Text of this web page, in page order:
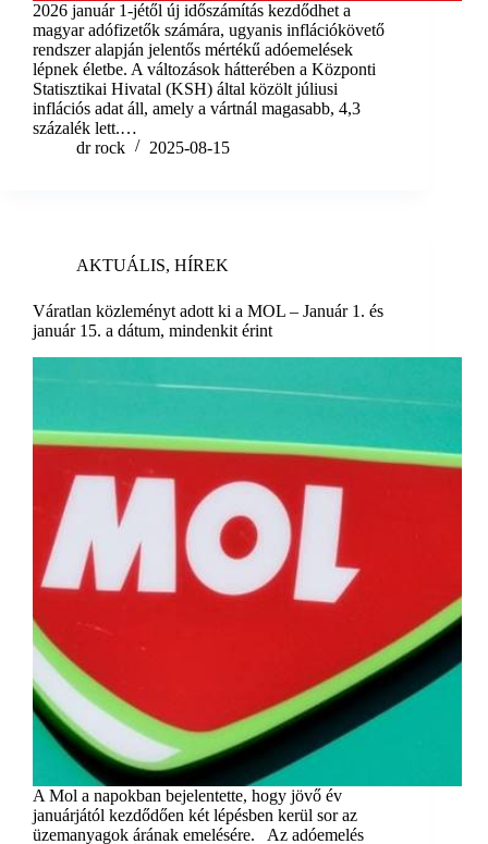
2026 január 1-jétől új időszámítás kezdődhet a
magyar adófizetők számára, ugyanis inflációkövető
rendszer alapján jelentős mértékű adóemelések
lépnek életbe. A változások hátterében a Központi
Statisztikai Hivatal (KSH) által közölt júliusi
inflációs adat áll, amely a vártnál magasabb, 4,3
százalék lett.…
dr rock
2025-08-15
AKTUÁLIS, HÍREK
Váratlan közleményt adott ki a MOL – Január 1. és
január 15. a dátum, mindenkit érint
A Mol a napokban bejelentette, hogy jövő év
januárjától kezdődően két lépésben kerül sor az
üzemanyagok árának emelésére. Az adóemelés